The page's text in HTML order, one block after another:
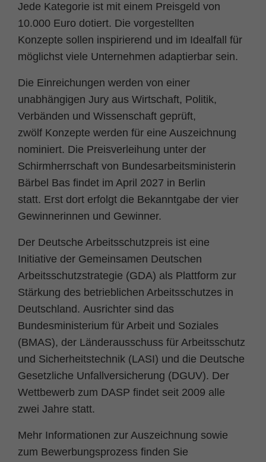
Jede Kategorie ist mit einem Preisgeld von
10.000 Euro dotiert. Die vorgestellten
Konzepte sollen inspirierend und im Idealfall für
möglichst viele Unternehmen adaptierbar sein.
Die Einreichungen werden von einer
unabhängigen Jury aus Wirtschaft, Politik,
Verbänden und Wissenschaft geprüft,
zwölf Konzepte werden für eine Auszeichnung
nominiert. Die Preisverleihung unter der
Schirmherrschaft von Bundesarbeitsministerin
Bärbel Bas findet im April 2027 in Berlin
statt. Erst dort erfolgt die Bekanntgabe der vier
Gewinnerinnen und Gewinner.
Der Deutsche Arbeitsschutzpreis ist eine
Initiative der Gemeinsamen Deutschen
Arbeitsschutzstrategie (GDA) als Plattform zur
Stärkung des betrieblichen Arbeitsschutzes in
Deutschland. Ausrichter sind das
Bundesministerium für Arbeit und Soziales
(BMAS), der Länderausschuss für Arbeitsschutz
und Sicherheitstechnik (LASI) und die Deutsche
Gesetzliche Unfallversicherung (DGUV). Der
Wettbewerb zum DASP findet seit 2009 alle
zwei Jahre statt.
Mehr Informationen zur Auszeichnung sowie
zum Bewerbungsprozess finden Sie